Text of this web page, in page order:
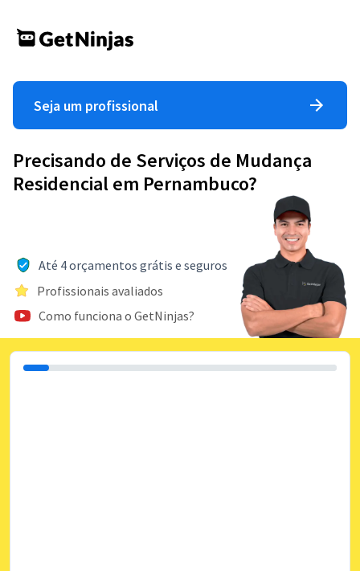
Seja um profissional
Precisando de Serviços de Mudança
Residencial em Pernambuco?
Até 4 orçamentos grátis e seguros
Profissionais avaliados
Como funciona o GetNinjas?